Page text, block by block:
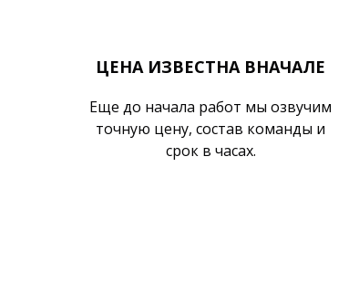
ЦЕНА ИЗВЕСТНА ВНАЧАЛЕ
Еще до начала работ мы озвучим
точную цену, состав команды и
срок в часах.